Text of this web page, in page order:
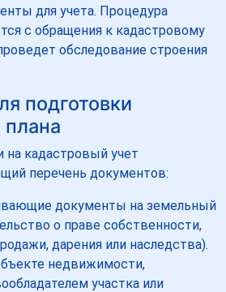
для учета. Процедура
с обращения к кадастровому
обследование строения
подготовки
плана
на кадастровый учет
перечень документов:
документы на земельный
о праве собственности,
дарения или наследства).
недвижимости,
участка или